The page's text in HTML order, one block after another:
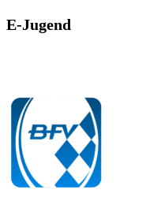
E-Jugend